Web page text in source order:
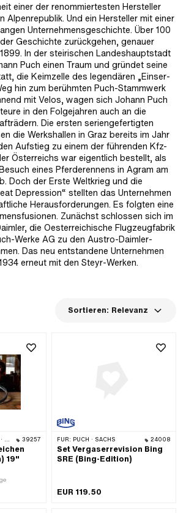
einer der renommiertesten Hersteller
Alpenrepublik. Und ein Hersteller mit einer
Unternehmensgeschichte. Über 100
Geschichte zurückgehen, genauer
In der steirischen Landeshauptstadt
Puch einen Traum und gründet seine
die Keimzelle des legendären „Einser-
hin zum berühmten Puch-Stammwerk
mit Velos, wagen sich Johann Puch
in den Folgejahren auch an die
Die ersten seriengefertigten
die Werkshallen in Graz bereits im Jahr
Aufstieg zu einem der führenden Kfz-
Österreichs war eigentlich bestellt, als
eines Pferderennens in Agram am
Doch der Erste Weltkrieg und die
Depression“ stellten das Unternehmen
Herausforderungen. Es folgten eine
Zunächst schlossen sich im
die Oesterreichische Flugzeugfabrik
Werke AG zu den Austro-Daimler-
Das neu entstandene Unternehmen
erneut mit den Steyr-Werken.
Sortieren: Relevanz
39257
19"
FÜR: PUCH · SACHS 24008
Set Vergaserrevision Bing
SRE (Bing-Edition)
EUR 119.50